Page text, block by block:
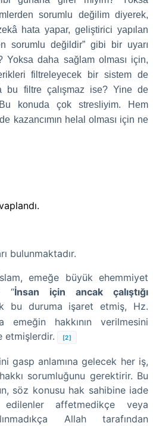
sorumlu değilim diyerek,
hata yapar, geliştirici yapılan
sorumlu değildir” gibi bir uyarı
Yoksa daha sağlam olması için,
filtreleyecek bir sistem de
bu filtre çalışmaz ise? Yine de
konuda çok stresliyim. Hem
kazancımın helal olması için ne
bulunmaktadır.
emeğe büyük ehemmiyet
“İnsan için ancak çalıştığı
bu duruma işaret etmiş, Hz.
emeğin hakkının verilmesini
etmişlerdir.
[2]
gasp anlamına gelecek her iş,
sorumluğunu gerektirir. Bu
söz konusu hak sahibine iade
affetmedikçe veya
Allah tarafından